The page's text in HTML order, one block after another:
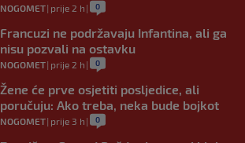
NOGOMET| prije 2 h | 0
Francuzi ne podržavaju Infantina, ali ga
nisu pozvali na ostavku
NOGOMET| prije 2 h | 0
Žene će prve osjetiti posljedice, ali
poručuju: Ako treba, neka bude bojkot
NOGOMET| prije 3 h | 0